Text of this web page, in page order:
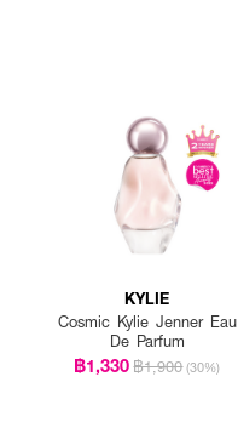
KYLIE
Cosmic Kylie Jenner Eau
De Parfum
฿1,330฿1,900 (30%)